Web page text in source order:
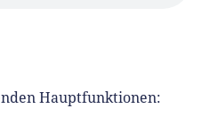
Hauptfunktionen:
2026